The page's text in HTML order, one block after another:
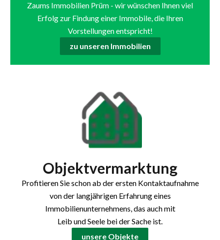
Zaums Immobilien Prüm - wir wünschen Ihnen viel
Erfolg zur Findung einer Immobile, die Ihren
Vorstellungen entspricht!
zu unseren Immobilien
Objektvermarktung
Profitieren Sie schon ab der ersten Kontaktaufnahme
von der langjährigen Erfahrung eines
Immobilienunternehmens, das auch mit
Leib und Seele bei der Sache ist.
unsere Objekte